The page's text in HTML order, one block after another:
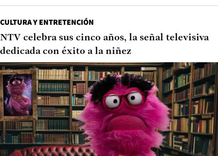
CULTURA Y ENTRETENCIÓN
NTV celebra sus cinco años, la señal televisiva
dedicada con éxito a la niñez